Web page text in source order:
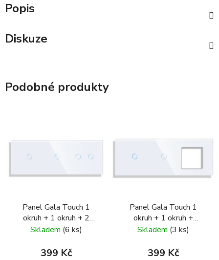
Popis
Diskuze
Podobné produkty
Panel Gala Touch 1
okruh + 1 okruh + 2
okruhy
Skladem (6 ks)
399 Kč
Panel Gala Touch 1
okruh + 1 okruh +
rámeček
Skladem (3 ks)
399 Kč